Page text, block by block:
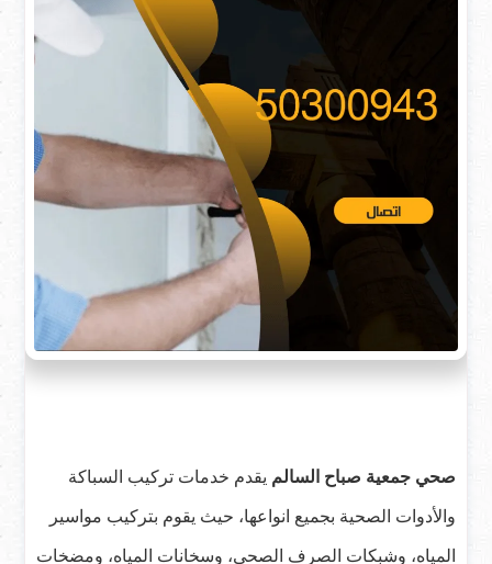
صحي جمعية صباح السالم يقدم خدمات تركيب السباكة
والأدوات الصحية بجميع انواعها، حيث يقوم بتركيب مواسير
المياه، وشبكات الصرف الصحي، وسخانات المياه، ومضخات